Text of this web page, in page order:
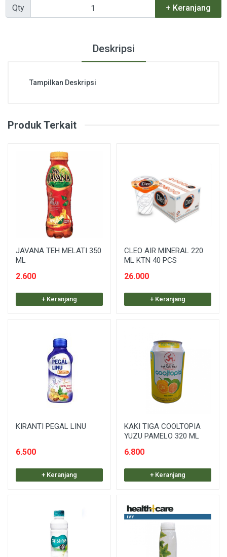
Qty + Keranjang
Deskripsi
Tampilkan Deskripsi
Produk Terkait
JAVANA TEH MELATI 350
ML
2.600
+ Keranjang
CLEO AIR MINERAL 220
ML KTN 40 PCS
26.000
+ Keranjang
KIRANTI PEGAL LINU
6.500
+ Keranjang
KAKI TIGA COOLTOPIA
YUZU PAMELO 320 ML
6.800
+ Keranjang